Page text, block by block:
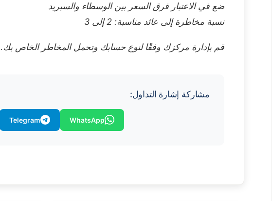
ضع في الاعتبار فرق السعر بين الوسطاء والسبريد
نسبة مخاطرة إلى عائد مناسبة: 2 إلى 3
قم بإدارة مركزك وفقًا لنوع حسابك وتحمل المخاطر الخاص بك.
مشاركة إشارة التداول:
Telegram WhatsApp